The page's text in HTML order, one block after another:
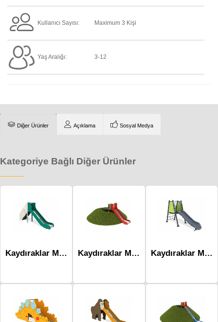
Kullanıcı Sayısı: Maximum 3 Kişi
Yaş Aralığı: 3-12
Diğer Ürünler Açıklama Sosyal Medya
Kategoriye Bağlı Diğer Ürünler
Kaydıraklar Mck-1002 Kaydıraklar Mck-1005A Kaydıraklar Mck-1001